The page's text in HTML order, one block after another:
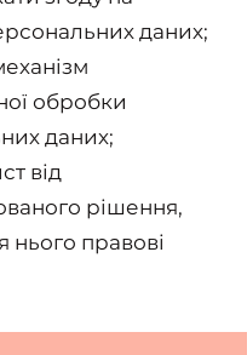
даних;
обробки
даних;
від
рішення,
нього правові